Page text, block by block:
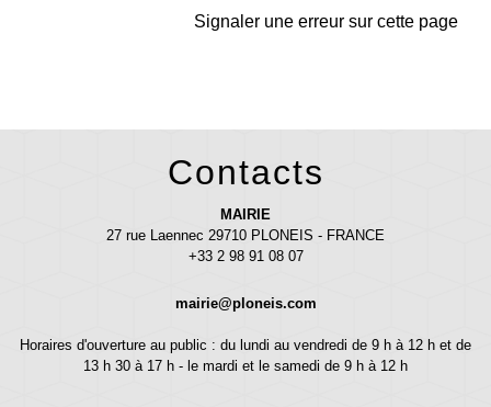
Signaler une erreur sur cette page
Contacts
MAIRIE
27 rue Laennec 29710 PLONEIS - FRANCE
+33 2 98 91 08 07
mairie@ploneis.com
Horaires d'ouverture au public : du lundi au vendredi de 9 h à 12 h et de
13 h 30 à 17 h - le mardi et le samedi de 9 h à 12 h